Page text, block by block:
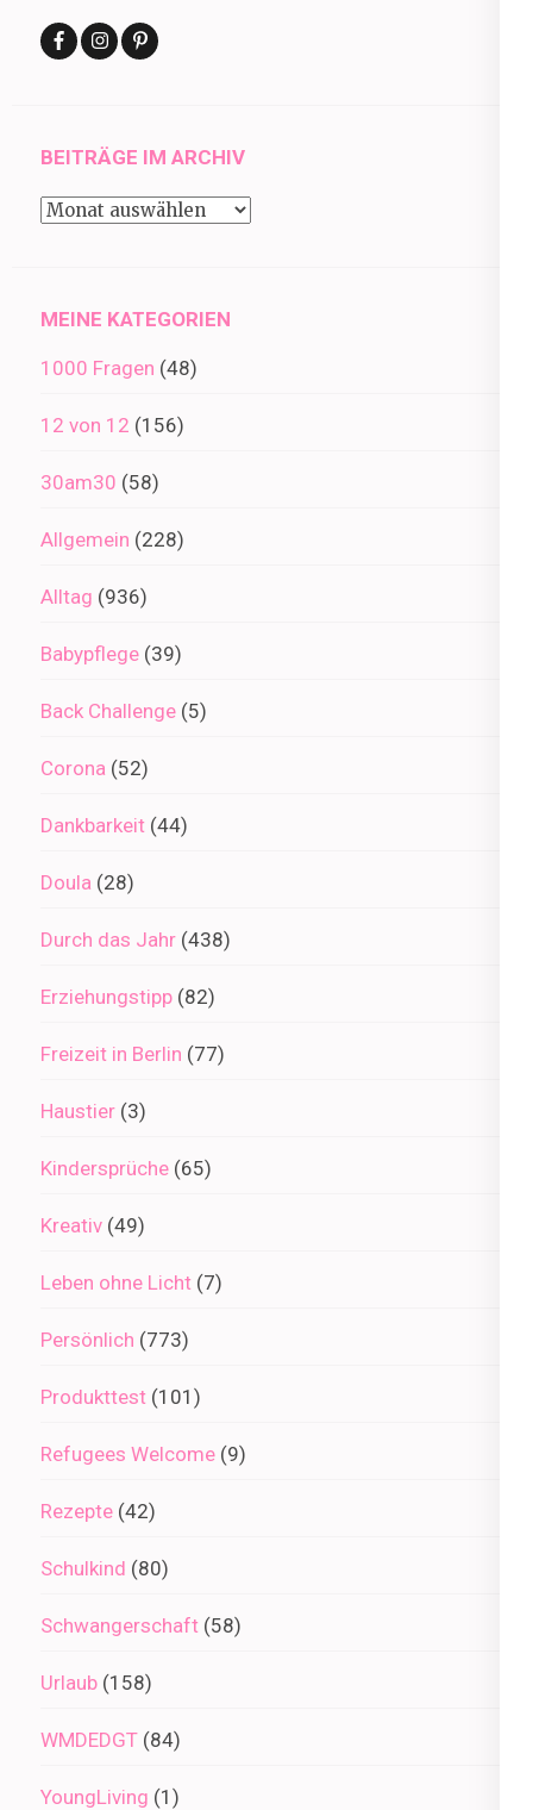
BEITRÄGE IM ARCHIV
Beiträge
MEINE KATEGORIEN
1000 Fragen (48)
12 von 12 (156)
30am30 (58)
Allgemein (228)
Alltag (936)
Babypflege (39)
Back Challenge (5)
Corona (52)
Dankbarkeit (44)
Doula (28)
Durch das Jahr (438)
Erziehungstipp (82)
Freizeit in Berlin (77)
Haustier (3)
Kindersprüche (65)
Kreativ (49)
Leben ohne Licht (7)
Persönlich (773)
Produkttest (101)
Refugees Welcome (9)
Rezepte (42)
Schulkind (80)
Schwangerschaft (58)
Urlaub (158)
WMDEDGT (84)
YoungLiving (1)